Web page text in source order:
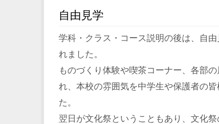
自由見学
学科・クラス・コース説明の後は、自
れました。
ものづくり体験や喫茶コーナー、各部
れ、本校の雰囲気を中学生や保護者の
た。
翌日が文化祭ということもあり、文化